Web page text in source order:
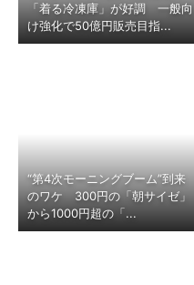
「着る冷凍庫」が好調 一般向
け強化で50億円販売目指...
“第4次モーニングブーム”到来
のワケ 300円の「朝サイゼ」
から1000円超の「...